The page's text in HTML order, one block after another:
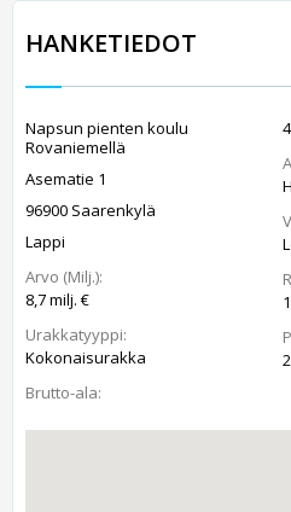
HANKETIEDOT
Napsun pienten koulu
Rovaniemellä
Asematie 1
96900 Saarenkylä
Lappi
Arvo (Milj.):
8,7 milj. €
Urakkatyyppi:
Kokonaisurakka
Brutto-ala: